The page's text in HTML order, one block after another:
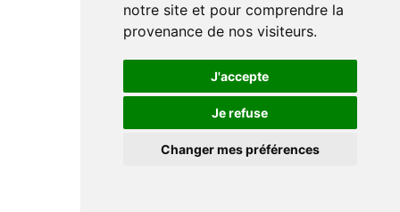
notre site et pour comprendre la
provenance de nos visiteurs.
J'accepte
Je refuse
Changer mes préférences